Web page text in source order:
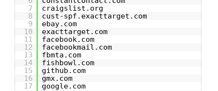
7
craigslist.org
8
cust-spf.exacttarget.com
9
ebay.com
10
exacttarget.com
11
facebook.com
12
facebookmail.com
13
fbmta.com
14
fishbowl.com
15
github.com
16
gmx.com
17
google.com